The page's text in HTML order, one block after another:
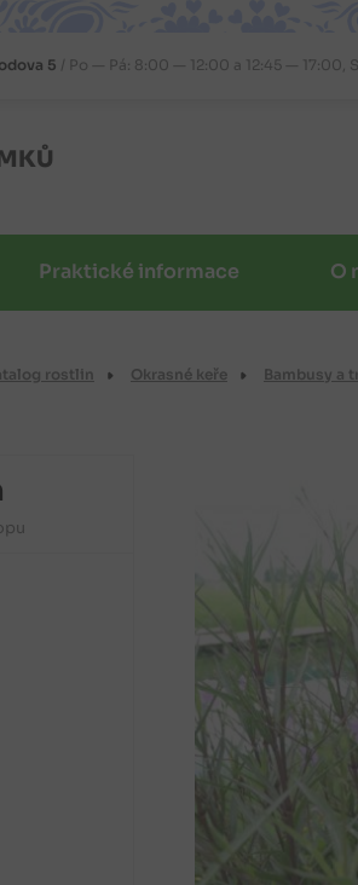
5 Po — Pá: 8:00 — 12:00 a 12:45 — 17:00,
Praktické informace O
rostlin Okrasné keře Bambusy a